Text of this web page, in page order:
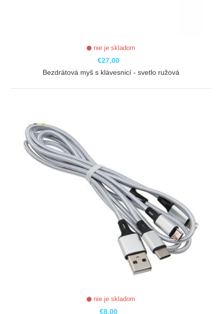
nie je skladom
€27,00
Bezdrátová myš s klávesnicí - svetlo ružová
nie je skladom
€8,00